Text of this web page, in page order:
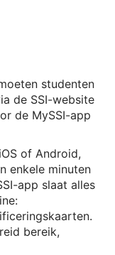
studenten
de SSI-website
de MySSI-app
of Android,
enkele minuten
app slaat alles
bereik,